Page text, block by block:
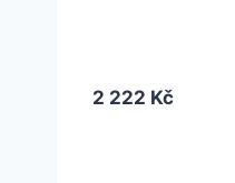
2 222 Kč